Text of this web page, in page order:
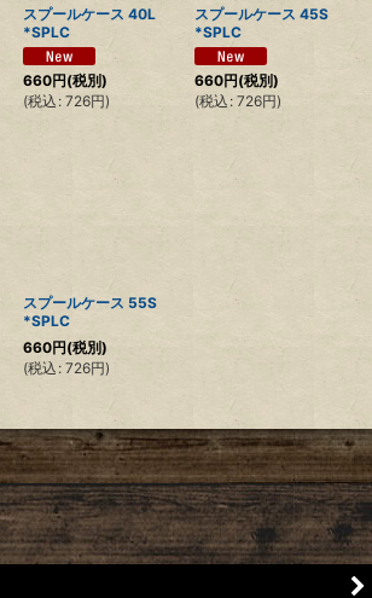
スプールケース 40L
*SPLC
660円(税別)
(税込 : 726円)
スプールケース 45S
*SPLC
660円(税別)
(税込 : 726円)
スプールケース 55S
*SPLC
660円(税別)
(税込 : 726円)